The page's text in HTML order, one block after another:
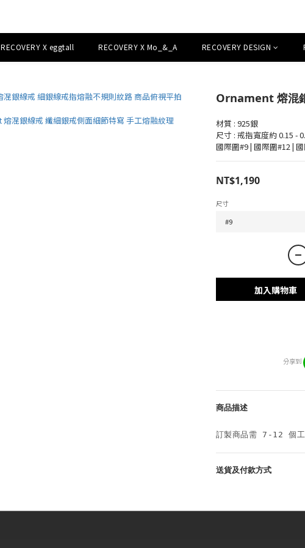
RECOVERY X eggtall RECOVERY X Mo_&_A RECOVERY DESIGN
Ornament 熔混
材質 : 925銀
尺寸 : 戒指寬度約 0.15 -
國際圍#9 | 國際圍#12 |
NT$1,190
尺寸
加入購物車
分享到
商品描述
訂製商品需 7-12 個
送貨及付款方式